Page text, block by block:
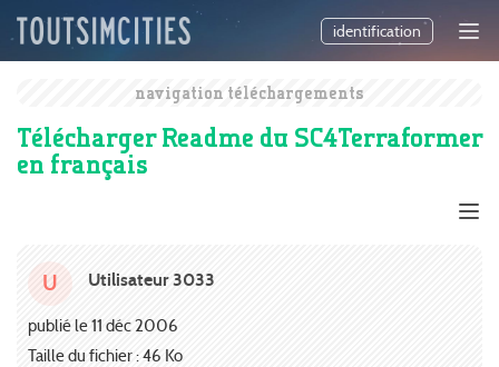
identification
navigation téléchargements
Télécharger Readme du SC4Terraformer
en français
U Utilisateur 3033
publié le 11 déc 2006
Taille du fichier : 46 Ko